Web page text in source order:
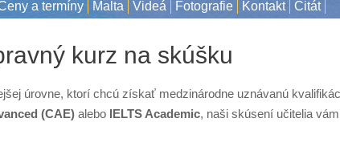
a termíny Malta Videá Fotografie Kontakt Citát
kurz na skúšku
úrovne, ktorí chcú získať medzinárodne uznávanú
(CAE) alebo IELTS Academic, naši skúsení učitelia